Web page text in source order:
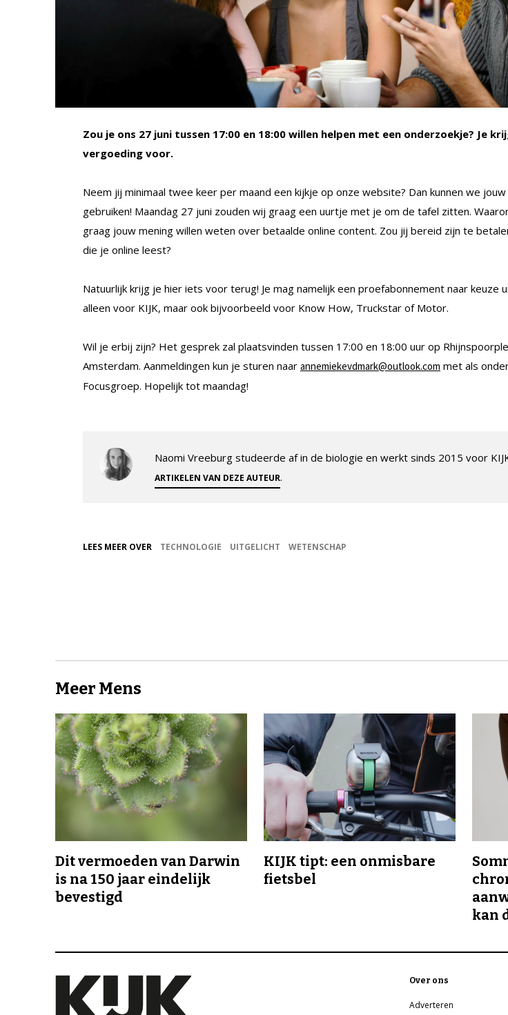
Zou je ons 27 juni tussen 17:00 en 18:00 willen helpen met een onderzoekje? Je
vergoeding voor.
Neem jij minimaal twee keer per maand een kijkje op onze website? Dan kunnen we
gebruiken! Maandag 27 juni zouden wij graag een uurtje met je om de tafel zitten.
graag jouw mening willen weten over betaalde online content. Zou jij bereid zijn te
die je online leest?
Natuurlijk krijg je hier iets voor terug! Je mag namelijk een proefabonnement naar keuze
alleen voor KIJK, maar ook bijvoorbeeld voor Know How, Truckstar of Motor.
Wil je erbij zijn? Het gesprek zal plaatsvinden tussen 17:00 en 18:00 uur op
Amsterdam. Aanmeldingen kun je sturen naar annemiekevdmark@outlook.com met als
Focusgroep. Hopelijk tot maandag!
Naomi Vreeburg studeerde af in de biologie en werkt sinds 2015 voor
ARTIKELEN VAN DEZE AUTEUR.
LEES MEER OVER TECHNOLOGIE UITGELICHT WETENSCHAP
Meer Mens
Dit vermoeden van Darwin
is na 150 jaar eindelijk
bevestigd
KIJK tipt: een onmisbare
fietsbel
kan
Over ons
Adverteren